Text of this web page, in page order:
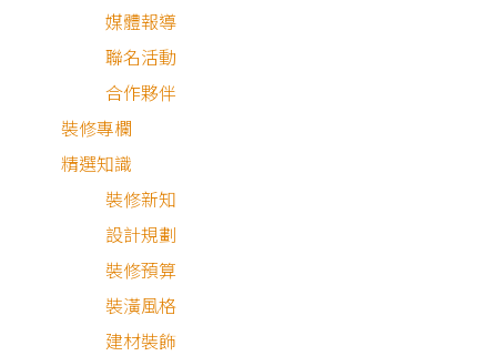
媒體報導
聯名活動
合作夥伴
裝修專欄
精選知識
裝修新知
設計規劃
裝修預算
裝潢風格
建材裝飾